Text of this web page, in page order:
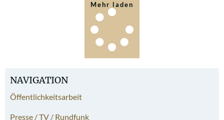
NAVIGATION
Öffentlichkeitsarbeit
Presse / TV / Rundfunk
Mehr laden